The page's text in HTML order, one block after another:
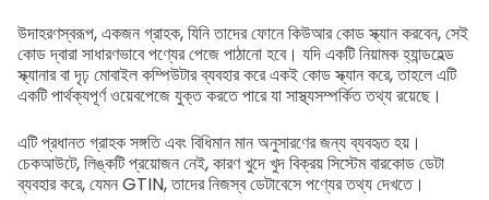
উদাহরণস্বরূপ, একজন গ্রাহক, যিনি তাদের ফোনে কিউআর কোড স্ক্যান করবেন, সেই
কোড দ্বারা সাধারণভাবে পণ্যের পেজে পাঠানো হবে। যদি একটি নিয়ামক হ্যান্ডহেল্ড
স্ক্যানার বা দৃঢ় মোবাইল কম্পিউটার ব্যবহার করে একই কোড স্ক্যান করে, তাহলে এটি
একটি পার্থক্যপূর্ণ ওয়েবপেজে যুক্ত করতে পারে যা সাস্থ্যসম্পর্কিত তথ্য রয়েছে।
এটি প্রধানত গ্রাহক সঙ্গতি এবং বিধিমান মান অনুসারণের জন্য ব্যবহৃত হয়।
চেকআউটে, লিঙ্কটি প্রয়োজন নেই, কারণ খুদে খুদ বিক্রয় সিস্টেম বারকোড ডেটা
ব্যবহার করে, যেমন GTIN, তাদের নিজস্ব ডেটাবেসে পণ্যের তথ্য দেখতে।